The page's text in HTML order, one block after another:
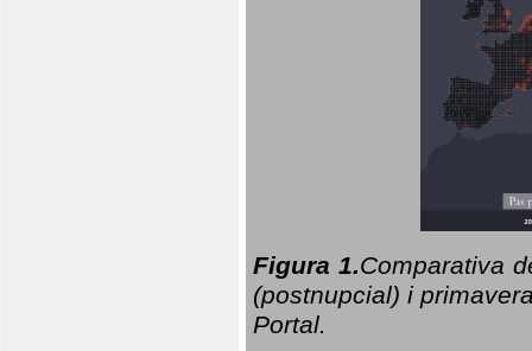
Figura 1.Comparativa
(postnupcial) i
Portal.